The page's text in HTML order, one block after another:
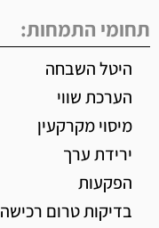
תחומי התמחות:
היטל השבחה
הערכת שווי
מיסוי מקרקעין
ירידת ערך
הפקעות
בדיקות טרום רכישה